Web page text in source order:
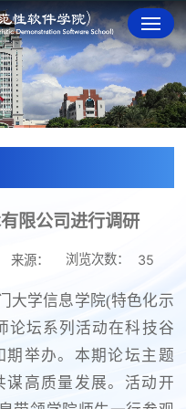
限公司进行调研
来源： 浏览次数： 35
大学信息学院(特色化示
论坛系列活动在科技谷
期举办。本期论坛主题
谋高质量发展。活动开